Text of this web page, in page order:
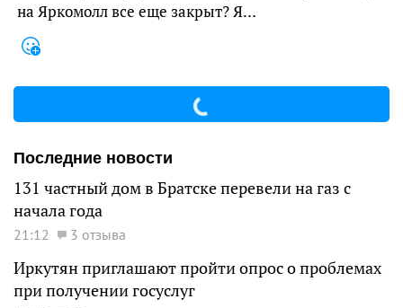
на Яркомолл все еще закрыт? Я…
Последние новости
131 частный дом в Братске перевели на газ с
начала года
21:12 3 отзыва
Иркутян приглашают пройти опрос о проблемах
при получении госуслуг